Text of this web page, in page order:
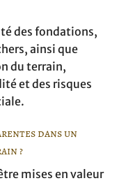
des fondations,
ainsi que
du terrain,
et des risques
dans un
?
mises en valeur